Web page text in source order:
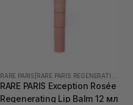
RARE PARIS RARE PARIS REGENERATING
RARE PARIS Exception Rosée
Regenerating Lip Balm 12 мл